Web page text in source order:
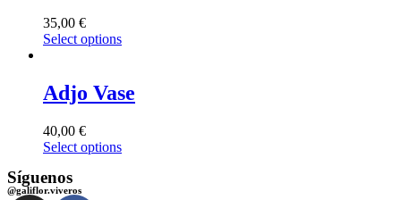
35,00 €
Select options
Adjo Vase
40,00 €
Select options
Síguenos
@galiflor.viveros